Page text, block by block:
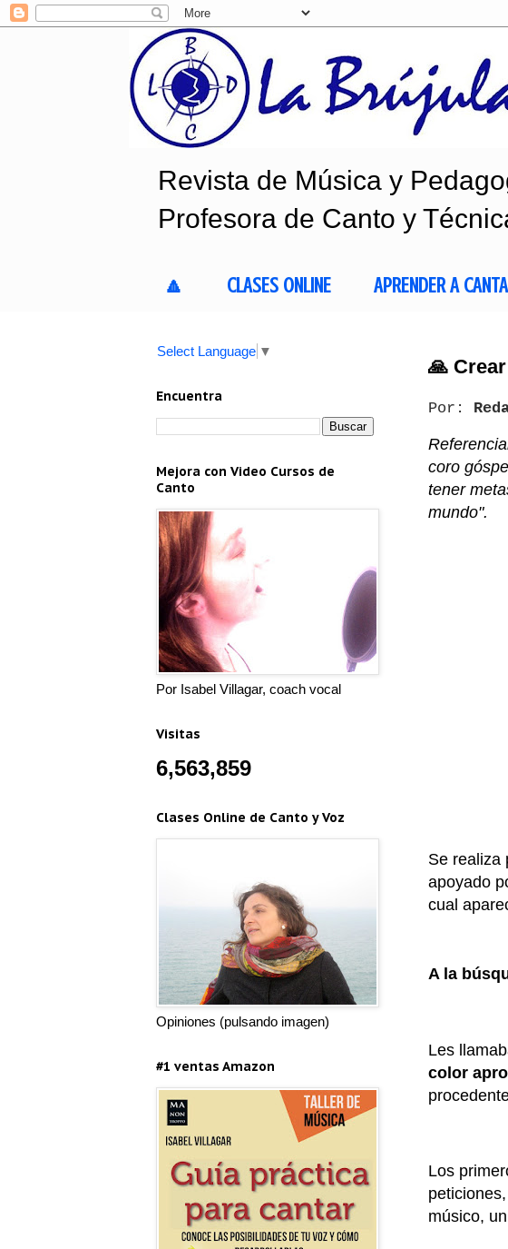
Revista de Música y
Profesora de Canto y
🔼 CLASES ONLINE APRENDER A
🙏
Por:
coro
tener
mundo".
Se realiza
apoyado
cual
A la
Les
color
Los
músico,
Select Language ▼
Encuentra
Mejora con Video Cursos de
Canto
Por Isabel Villagar, coach vocal
Visitas
6,563,859
Clases Online de Canto y Voz
Opiniones (pulsando imagen)
#1 ventas Amazon